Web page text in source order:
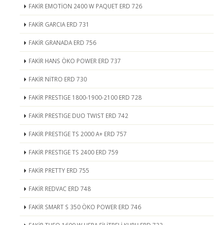
FAKİR EMOTİON 2400 W PAQUET ERD 726
FAKİR GARCIA ERD 731
FAKİR GRANADA ERD 756
FAKİR HANS ÖKO POWER ERD 737
FAKİR NİTRO ERD 730
FAKİR PRESTIGE 1800-1900-2100 ERD 728
FAKİR PRESTIGE DUO TWIST ERD 742
FAKİR PRESTIGE TS 2000 A+ ERD 757
FAKİR PRESTIGE TS 2400 ERD 759
FAKİR PRETTY ERD 755
FAKİR REDVAC ERD 748
FAKİR SMART S 350 ÖKO POWER ERD 746